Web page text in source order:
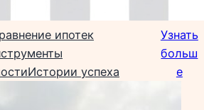
ипотек
Истории успеха
Узнать
больш
е